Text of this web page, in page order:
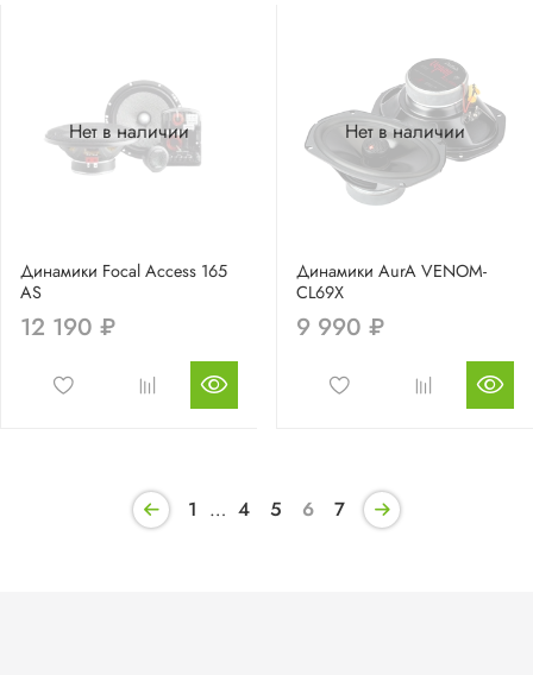
Нет в наличии
Динамики Focal Access 165
AS
12 190 ₽
Нет в наличии
Динамики AurA VENOM-
CL69X
9 990 ₽
1 … 4 5 6 7